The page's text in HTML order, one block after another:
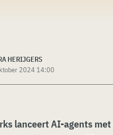
HERIJGERS
2024 14:00
lanceert AI-agents met